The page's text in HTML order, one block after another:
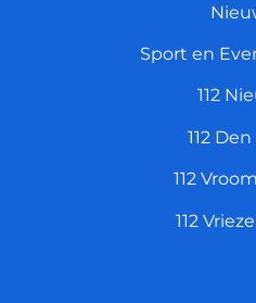
Sport en
112
112
112
112